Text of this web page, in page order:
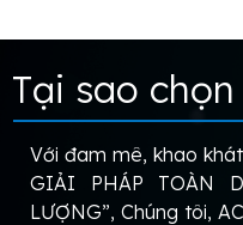
Tại sao
Với đam mê, khao
GIẢI PHÁP TOÀN
LƯỢNG”, Chúng tôi,